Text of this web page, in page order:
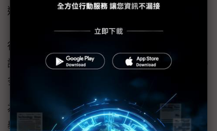
選擇，其中許多研討會將在歐洲、中東和非洲
（EMEA）和亞太地區時區以線上虛擬方式舉
行。GTC首次讓參與者獲得生成式AI的專業認
證。GTC的「會議 + 訓練」組合方案中包含 40
多個免費現場訓練實驗室。
為了進一步支持AI在學術界的應用，NVIDIA將
舉辦一系列精心策劃的會議，幫助教育工作者